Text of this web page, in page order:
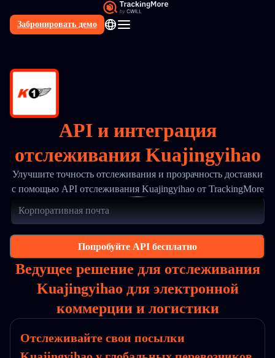
Забронировать демо
RU
API и интеграция
отслеживания Kuajingyihao
Улучшите точность отслеживания и прозрачность доставки
с помощью API отслеживания Kuajingyihao от TrackingMore
Попробуйте API бесплатно
Ведущее решение для отслеживания
Kuajingyihao для электронной
коммерции и логистики
Отслеживайте свои посылки